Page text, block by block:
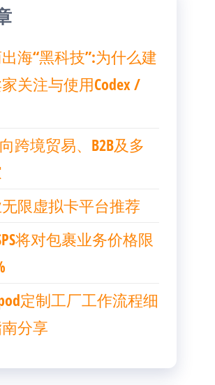
海“黑科技”:为什么建
关注与使用Codex /
跨境贸易、B2B及多
限虚拟卡平台推荐
将对包裹业务价格限
定制工厂工作流程细
分享